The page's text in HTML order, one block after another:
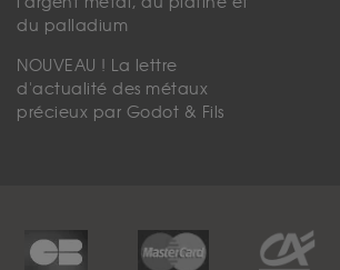
du palladium
NOUVEAU ! La lettre
d'actualité des métaux
précieux par Godot & Fils